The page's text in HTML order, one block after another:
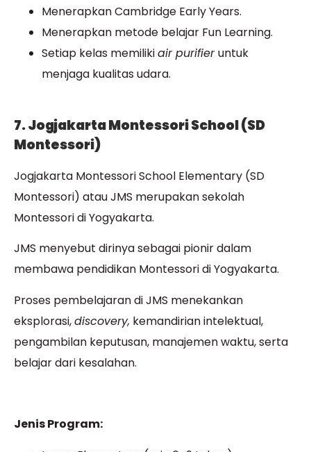
Menerapkan Cambridge Early Years.
Menerapkan metode belajar Fun Learning.
Setiap kelas memilikiair purifieruntuk
menjaga kualitas udara.
7. Jogjakarta Montessori School (SD
Montessori)
Jogjakarta Montessori School Elementary (SD
Montessori) atau JMS merupakan sekolah
Montessori di Yogyakarta.
JMS menyebut dirinya sebagai pionir dalam
membawa pendidikan Montessori di Yogyakarta.
Proses pembelajaran di JMS menekankan
eksplorasi,discovery, kemandirian intelektual,
pengambilan keputusan, manajemen waktu, serta
belajar dari kesalahan.
Jenis Program: